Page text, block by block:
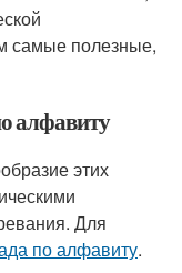
самые полезные,
алфавиту
этих
Для
по алфавиту.